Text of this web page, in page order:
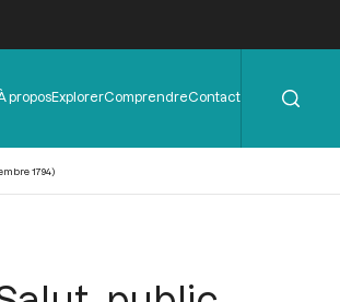
Menu
de
proposExplorerComprendreContact
1794)